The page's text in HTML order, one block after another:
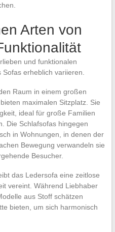
Arten von
und funktionalen
erheblich variieren.
Raum in einem großen
maximalen Sitzplatz. Sie
ideal für große Familien
Die Schlafsofas hingegen
in Wohnungen, in denen der
Bewegung verwandeln sie
Besucher.
das Ledersofa eine zeitlose
vereint. Während Liebhaber
aus Stoff schätzen
bieten, um sich harmonisch